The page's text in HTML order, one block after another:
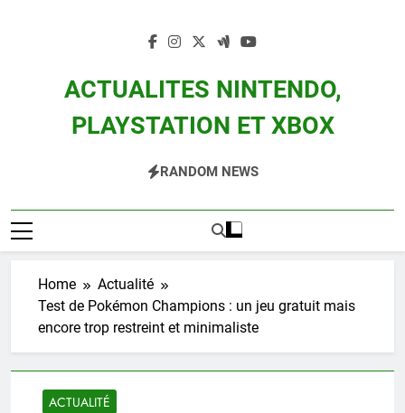
ACTUALITES NINTENDO,
PLAYSTATION ET XBOX
Zelda, Splatoon, Pokemon Entre Autres
RANDOM NEWS
Home
Actualité
Test de Pokémon Champions : un jeu gratuit mais
encore trop restreint et minimaliste
ACTUALITÉ